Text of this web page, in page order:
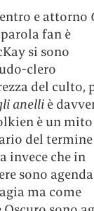
e attorno
fan è
si sono
clero
del culto,
anelliè
è un mito
del
invece che in
sono
ma come